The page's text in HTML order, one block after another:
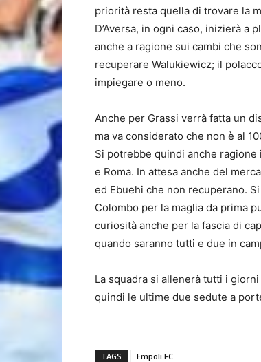
priorità resta quella di trovare la
D’Aversa, in ogni caso, inizierà
anche a ragione sui cambi che
recuperare Walukiewicz; il
impiegare o meno.
Anche per Grassi verrà fatta un
ma va considerato che non è al
Si potrebbe quindi anche
e Roma. In attesa anche del
ed Ebuehi che non recuperano.
Colombo per la maglia da prima
curiosità anche per la fascia di
quando saranno tutti e due in
La squadra si allenerà tutti i
quindi le ultime due sedute a
TAGS Empoli FC